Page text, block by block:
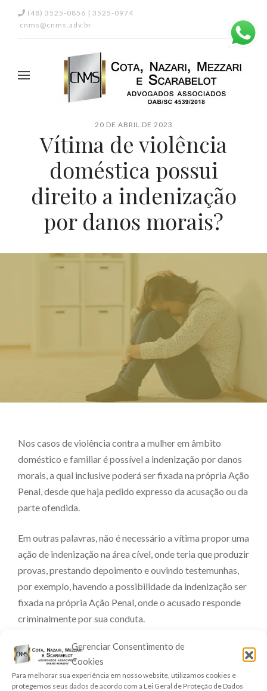
Gerenciar Consentimento de
Cookies
Para melhorar sua experiência em nosso website, utilizamos cookies e
protegemos seus dados de acordo com a Lei Geral de Proteção de Dados
(48) 3525-0856 | 3525-0974
cnms@cnms.adv.br
20 DE ABRIL DE 2023
Vítima de violência
doméstica possui
direito a indenização
por danos morais?
Nos casos de violência contra a mulher em âmbito
doméstico e familiar é possível a indenização por danos
morais, a qual inclusive poderá ser fixada na própria Ação
Penal, desde que haja pedido expresso da acusação ou da
parte ofendida.
Em outras palavras, não é necessário a vítima propor uma
ação de indenização na área cível, onde teria que produzir
provas, prestando depoimento e ouvindo testemunhas,
por exemplo, havendo a possibilidade da indenização ser
fixada na própria Ação Penal, onde o acusado responde
criminalmente por sua conduta.
Esta tese foi definida pelo Supremo Tribunal de Justiça
(REsp 1643051/MS – Tema Repetitivo 983), que
entendeu ser desnecessária exigir uma instrução